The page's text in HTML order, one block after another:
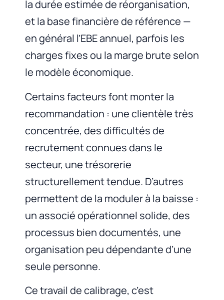
la durée estimée de réorganisation,
et la base financière de référence —
en général l’EBE annuel, parfois les
charges fixes ou la marge brute selon
le modèle économique.
Certains facteurs font monter la
recommandation : une clientèle très
concentrée, des difficultés de
recrutement connues dans le
secteur, une trésorerie
structurellement tendue. D’autres
permettent de la moduler à la baisse :
un associé opérationnel solide, des
processus bien documentés, une
organisation peu dépendante d’une
seule personne.
Ce travail de calibrage, c’est